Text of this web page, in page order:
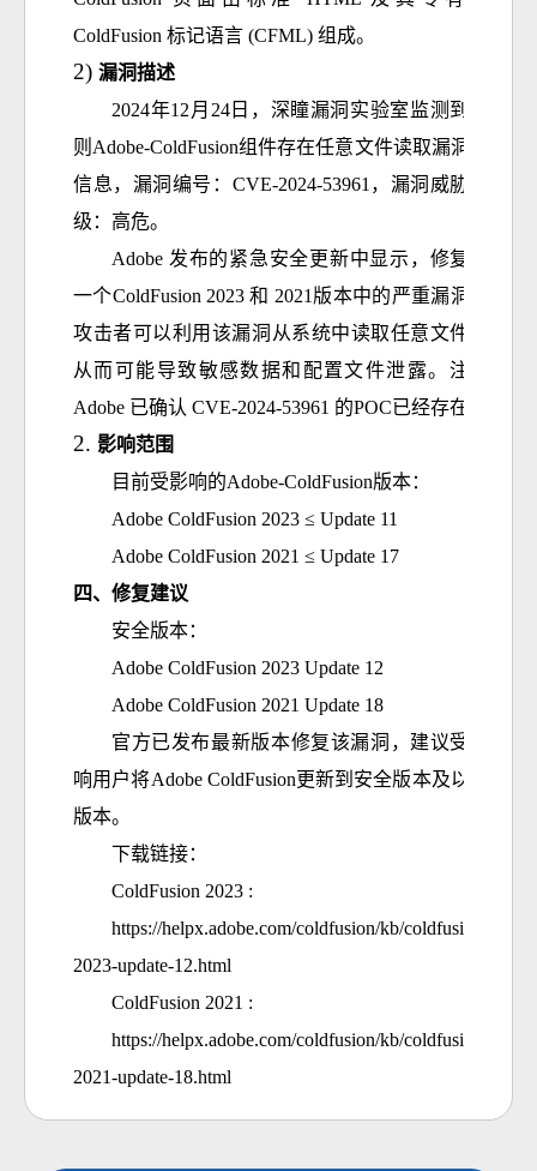
ColdFusion 标记语言 (CFML) 组成。
漏洞描述
2024年12月24日，深瞳漏洞实验室监测到一
则Adobe-ColdFusion组件存在任意文件读取漏洞的
信息，漏洞编号：CVE-2024-53961，漏洞威胁等
级：高危。
Adobe 发布的紧急安全更新中显示，修复了
一个ColdFusion 2023 和 2021版本中的严重漏洞。
攻击者可以利用该漏洞从系统中读取任意文件，
从而可能导致敏感数据和配置文件泄露。注：
Adobe 已确认 CVE-2024-53961 的POC已经存在
影响范围
目前受影响的Adobe-ColdFusion版本：
Adobe ColdFusion 2023 ≤ Update 11
Adobe ColdFusion 2021 ≤ Update 17
四、 修复建议
安全版本：
Adobe ColdFusion 2023 Update 12
Adobe ColdFusion 2021 Update 18
官方已发布最新版本修复该漏洞，建议受影
响用户将Adobe ColdFusion更新到安全版本及以上
版本。
下载链接：
ColdFusion 2023 :
https://helpx.adobe.com/coldfusion/kb/coldfusion-
2023-update-12.html
ColdFusion 2021 :
https://helpx.adobe.com/coldfusion/kb/coldfusion-
2021-update-18.html